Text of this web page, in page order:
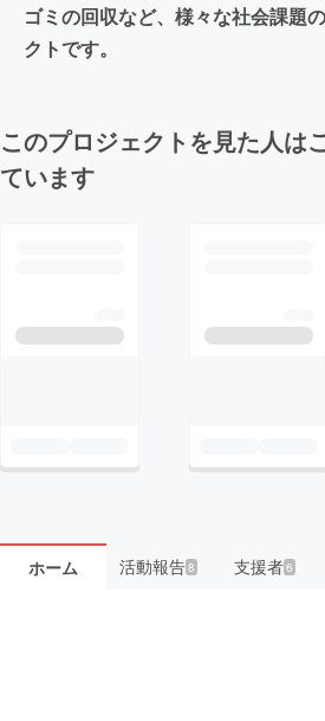
ゴミの回収など、様々な社会課題
クトです。
このプロジェクトを見た人は
ています
ホーム 活動報告8 支援者6